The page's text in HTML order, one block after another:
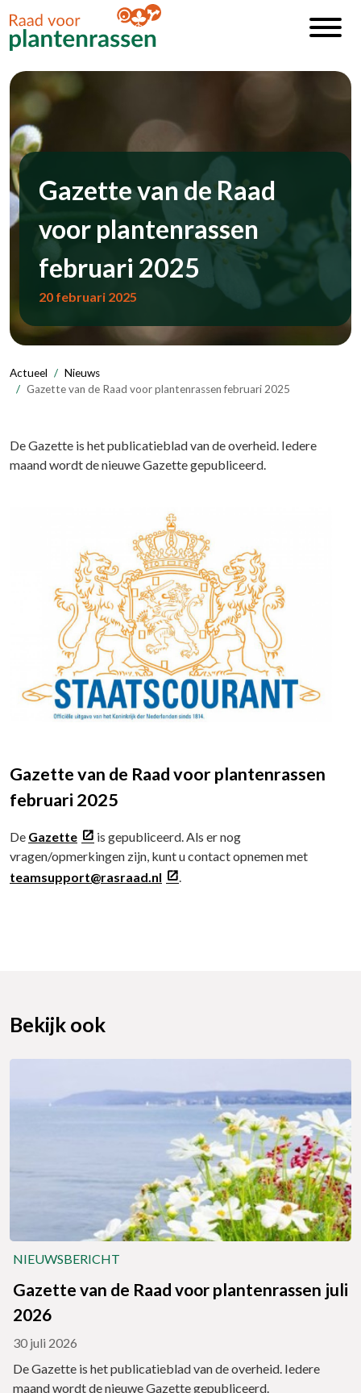
Gazette van de Raad
voor plantenrassen
februari 2025
20 februari 2025
Actueel
Nieuws
Gazette van de Raad voor plantenrassen februari 2025
De Gazette is het publicatieblad van de overheid. Iedere
maand wordt de nieuwe Gazette gepubliceerd.
Gazette van de Raad voor plantenrassen
februari 2025
De Gazette
is gepubliceerd. Als er nog
vragen/opmerkingen zijn, kunt u contact opnemen met
teamsupport@rasraad.nl
.
Bekijk ook
NIEUWSBERICHT
Gazette van de Raad voor plantenrassen juli
2026
30 juli 2026
De Gazette is het publicatieblad van de overheid. Iedere
maand wordt de nieuwe Gazette gepubliceerd.